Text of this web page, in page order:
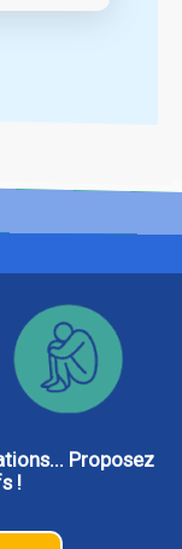
Proposez
!